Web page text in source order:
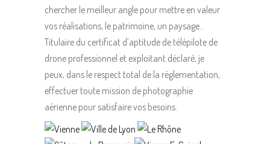
chercher le meilleur angle pour mettre en valeur
vos réalisations, le patrimoine, un paysage…
Titulaire du certificat d’aptitude de télépilote de
drone professionnel et exploitant déclaré, je
peux, dans le respect total de la règlementation,
effectuer toute mission de photographie
aérienne pour satisfaire vos besoins.